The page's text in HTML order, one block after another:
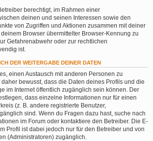
berechtigt, im Rahmen einer
deinen und seinen Interessen sowie den
von Zugriffen und Aktionen zusammen mit deiner
Browser übermittelter Browser-Kennung zu
Gefahrenabwehr oder zur rechtlichen
ist.
DER WEITERGABE DEINER DATEN
einen Austausch mit anderen Personen zu
bewusst, dass die Daten deines Profils und die
im Internet öffentlich zugänglich sein können. Der
dass einzelne Informationen nur für einen
(z. B. andere registrierte Benutzer,
sind. Wenn du Fragen dazu hast, suche nach
im Forum oder kontaktiere den Betreiber. Die E-
Profil ist dabei jedoch nur für den Betreiber und von
(Administratoren) zugänglich.